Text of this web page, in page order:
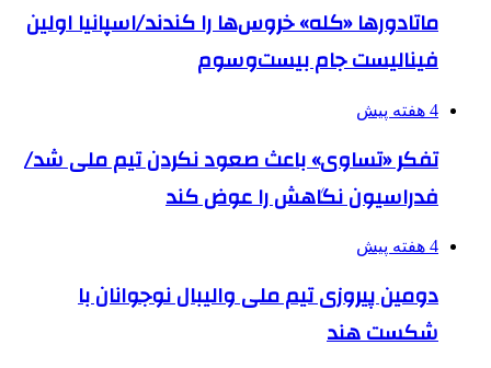
ماتادورها «کله» خروس‌ها را کندند/اسپانیا اولین
فینالیست جام بیست‌وسوم
4 هفته پیش
تفکر «تساوی» باعث صعود نکردن تیم ملی شد/
فدراسیون نگاهش را عوض کند
4 هفته پیش
دومین پیروزی تیم ملی والیبال نوجوانان با
شکست هند